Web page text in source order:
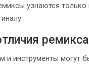
узнаются только
ремикса
и инструменты могут